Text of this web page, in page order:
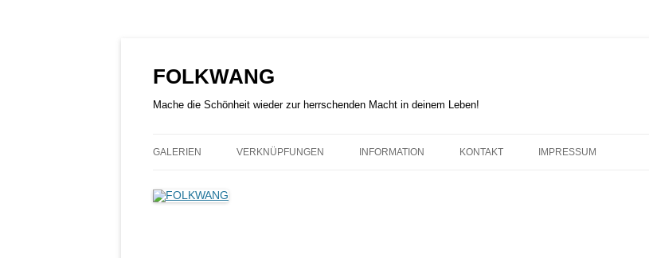
FOLKWANG
Mache die Schönheit wieder zur herrschenden Macht in deinem Leben!
GALERIEN VERKNÜPFUNGEN INFORMATION KONTAKT IMPRESSUM